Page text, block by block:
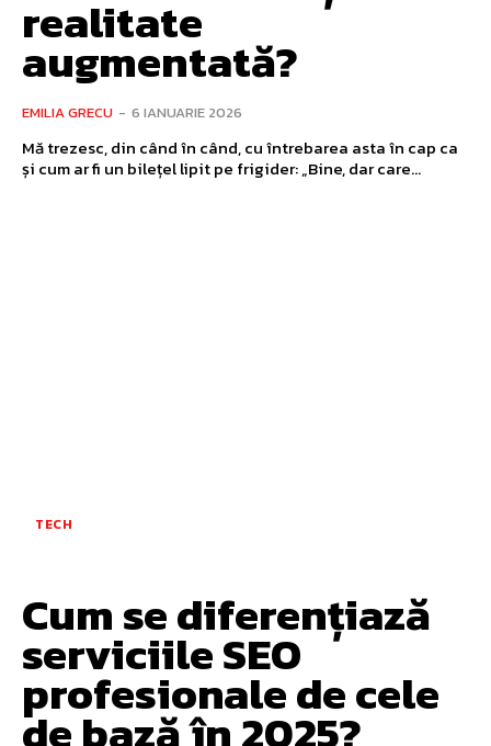
realitate
augmentată?
EMILIA GRECU - 6 IANUARIE 2026
Mă trezesc, din când în când, cu întrebarea asta în cap ca
și cum ar fi un bilețel lipit pe frigider: „Bine, dar care...
TECH
Cum se diferențiază
serviciile SEO
profesionale de cele
de bază în 2025?